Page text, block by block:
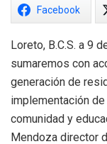
Facebook
Loreto, B.C.S. a 9
sumaremos con
generación de
implementación
comunidad y
Mendoza director